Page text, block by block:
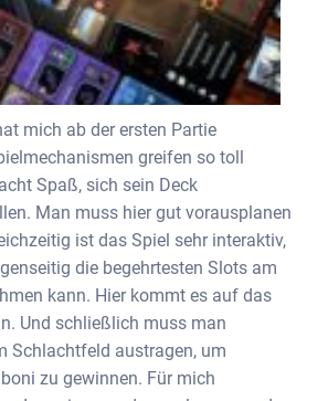
mich ab der ersten Partie
greifen so toll
Spaß, sich sein Deck
Man muss hier gut vorausplanen
ist das Spiel sehr interaktiv,
die begehrtesten Slots am
kann. Hier kommt es auf das
Und schließlich muss man
Schlachtfeld austragen, um
zu gewinnen. Für mich